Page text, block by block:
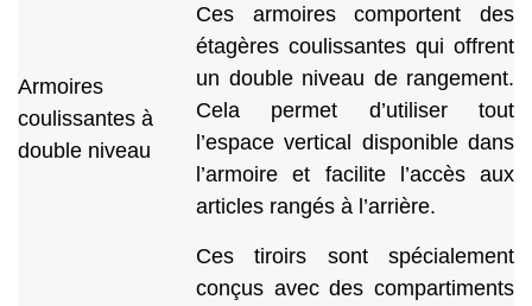
Armoires
coulissantes à
double niveau
Ces armoires comportent des
étagères coulissantes qui offrent
un double niveau de rangement.
Cela permet d’utiliser tout
l’espace vertical disponible dans
l’armoire et facilite l’accès aux
articles rangés à l’arrière.
Ces tiroirs sont spécialement
conçus avec des compartiments